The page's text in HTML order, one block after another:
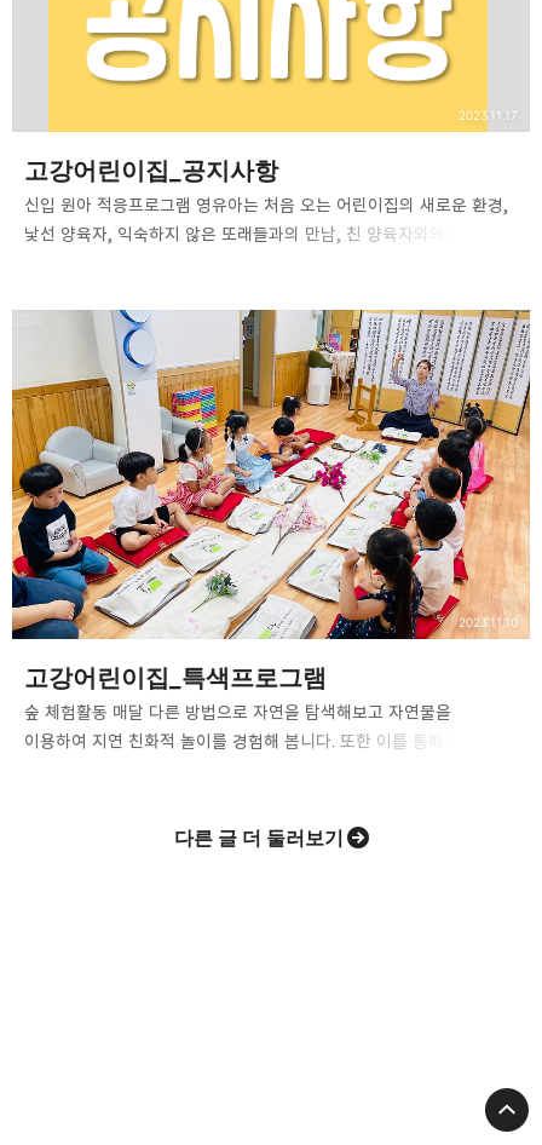
네이버 블로그 Pocket
고강어린이집_공지사항
2023.11.17
신입 원아 적응프로그램 영유아는 처음 오는 어린이집의 새로운 환경,
낯선 양육자, 익숙하지 않은 또래들과의 만남, 친 양육자와의 분리
어린이집에서는 신입원아와 부모가 새로운 상황에 잘 적응할 수
있도록 다음과 같이 ‘신입원아 적응프로그램’을 실시하고 있습니다. ①
목적 1) 영유아가 보호자와 헤어지는 것을 두려워하지 않고
어린이집을 안전하고 편안한 장소로 느낀다. 2) 새로운 교사와 친구에
대해 친밀감을 느낀다. 3) 적응기간을 통해 어린이집 생활에 잘
적응한다. ② 진행원칙 1) 영유아와 보호자가 함께 프로그램에
참여한다. 2) 영유아의 적응에 필요한 기본적인 활동(예: 점…
고강어린이집_특색프로그램
2023.11.10
숲 체험활동 매달 다른 방법으로 자연을 탐색해보고 자연물을
이용하여 지연 친화적 놀이를 경험해 봅니다. 또한 이를 통해 계절의
좋은 습관을 갖게 합니다. 다효 교육을 통해 다양한 차를 탐색해보고
다른 글 더 둘러보기